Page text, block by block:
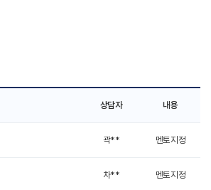
상담자 내용
곽** 멘토지정
차** 멘토지정